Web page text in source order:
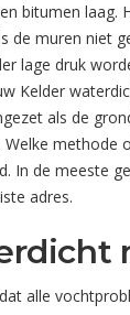
bitumen laag.
de muren niet
lage druk
Kelder
als de
methode
In de meeste
adres.
alle